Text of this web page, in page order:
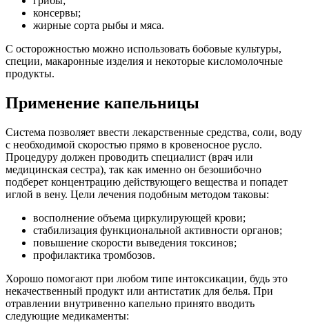
консервы;
жирные сорта рыбы и мяса.
С осторожностью можно использовать бобовые культуры,
специи, макаронные изделия и некоторые кисломолочные
продукты.
Применение капельницы
Система позволяет ввести лекарственные средства, соли, воду
с необходимой скоростью прямо в кровеносное русло.
Процедуру должен проводить специалист (врач или
медицинская сестра), так как именно он безошибочно
подберет концентрацию действующего вещества и попадет
иглой в вену. Цели лечения подобным методом таковы:
восполнение объема циркулирующей крови;
стабилизация функциональной активности органов;
повышение скорости выведения токсинов;
профилактика тромбозов.
Хорошо помогают при любом типе интоксикации, будь это
некачественный продукт или антистатик для белья. При
отравлении внутривенно капельно принято вводить
следующие медикаменты: